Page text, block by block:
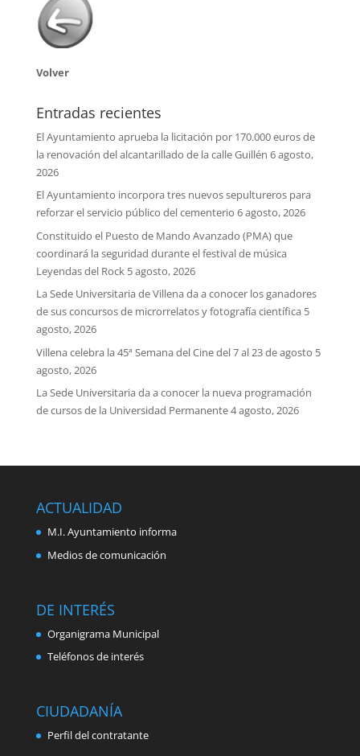
Volver
Entradas recientes
El Ayuntamiento aprueba la licitación por 170.000 euros de
la renovación del alcantarillado de la calle Guillén 6 agosto,
2026
El Ayuntamiento incorpora tres nuevos sepultureros para
reforzar el servicio público del cementerio 6 agosto, 2026
Constituido el Puesto de Mando Avanzado (PMA) que
coordinará la seguridad durante el festival de música
Leyendas del Rock 5 agosto, 2026
La Sede Universitaria de Villena da a conocer los ganadores
de sus concursos de microrrelatos y fotografía científica 5
agosto, 2026
Villena celebra la 45ª Semana del Cine del 7 al 23 de agosto 5
agosto, 2026
La Sede Universitaria da a conocer la nueva programación
de cursos de la Universidad Permanente4 agosto, 2026
ACTUALIDAD
M.I. Ayuntamiento informa
Medios de comunicación
DE INTERÉS
Organigrama Municipal
Teléfonos de interés
CIUDADANÍA
Perfil del contratante